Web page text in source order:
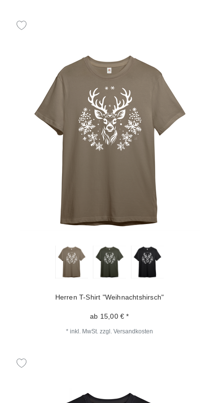
Herren T-Shirt "Weihnachtshirsch"
ab 15,00 € *
* inkl. MwSt. zzgl. Versandkosten